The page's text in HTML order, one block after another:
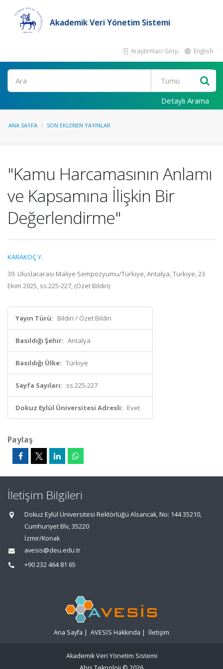
Akademik Veri Yönetim Sistemi
Araştırmacı Girişi English
Ara
Detaylı Arama
ANA SAYFA SON EKLENEN YAYINLAR
"Kamu Harcamasının Anlamı
ve Kapsamına İlişkin Bir
Değerlendirme"
KARAKOÇ Y.
39. Uluslararası Maliye Sempozyumu/Türkiye, Antalya, Türkiye, 23
Ekim 2025, ss.225-227, (Özet Bildiri)
Yayın Türü: Bildiri / Özet Bildiri
Basıldığı Şehir: Antalya
Basıldığı Ülke: Türkiye
Sayfa Sayıları: ss.225-227
Dokuz Eylül Üniversitesi Adresli: Evet
Paylaş
İletişim Bilgileri
Dokuz Eylül Üniversitesi Rektörlüğü Alsancak, No: 144 35210,
Cumhuriyet Blv, 35220
İzmir/Konak
avesis@deu.edu.tr
+90 232 464 81 65
Ana Sayfa | AVESİS Hakkında | İletişim
Akademik Veri Yönetim Sistemi